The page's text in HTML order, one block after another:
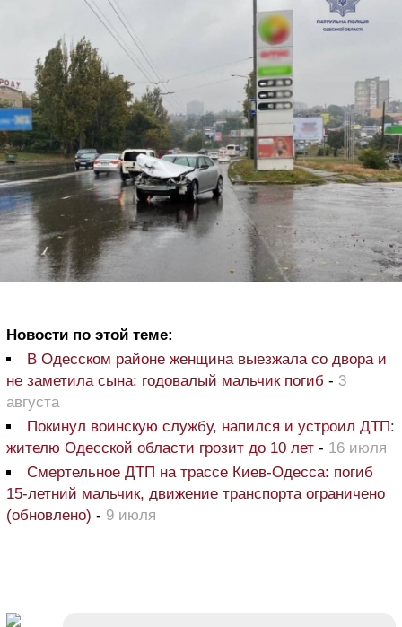
Новости по этой теме:
В Одесском районе женщина выезжала со двора и
не заметила сына: годовалый мальчик погиб - 3
августа
Покинул воинскую службу, напился и устроил ДТП:
жителю Одесской области грозит до 10 лет - 16 июля
Смертельное ДТП на трассе Киев-Одесса: погиб
15-летний мальчик, движение транспорта ограничено
(обновлено) - 9 июля